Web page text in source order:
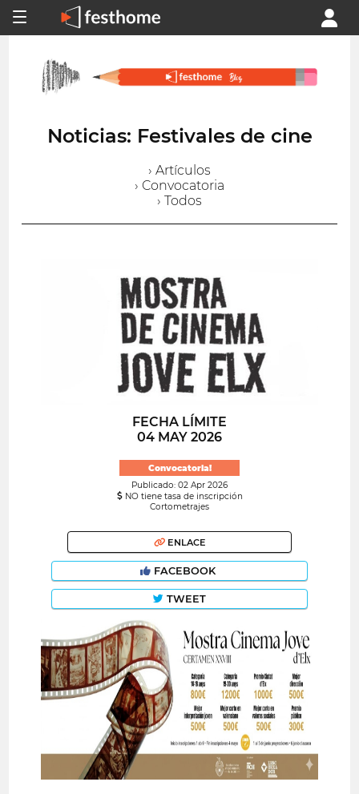
Noticias: Festivales de cine
› Artículos
› Convocatoria
› Todos
FECHA LÍMITE
04 MAY 2026
Convocatoria!
Publicado: 02 Apr 2026
NO tiene tasa de inscripción
Cortometrajes
ENLACE
FACEBOOK
TWEET